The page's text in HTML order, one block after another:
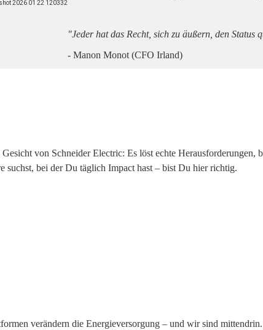
"Jeder hat das Recht, sich zu äußern, den
- Manon Monot (CFO Irland)
Gesicht von Schneider Electric: Es löst echte
suchst, bei der Du täglich Impact hast – bist Du hier richtig.
verändern die Energieversorgung – und wir sind